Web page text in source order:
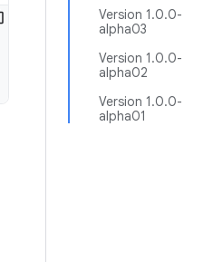
Version 1.0.0-
alpha03
Version 1.0.0-
alpha02
Version 1.0.0-
alpha01